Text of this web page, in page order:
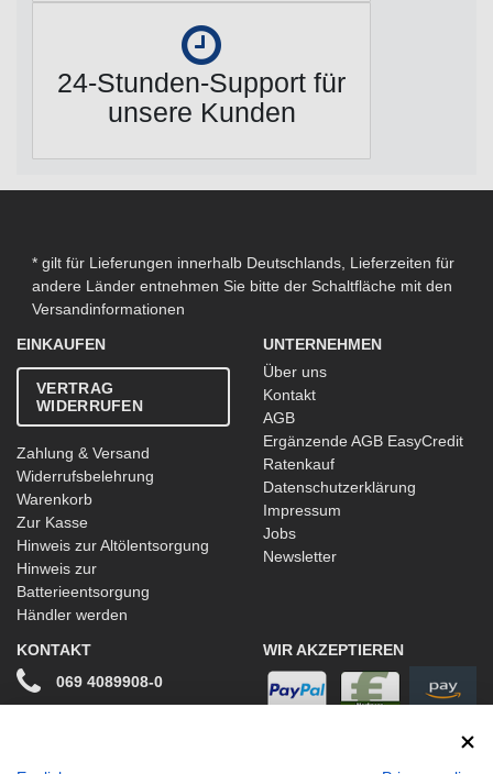
24-Stunden-Support für
unsere Kunden
* gilt für Lieferungen innerhalb Deutschlands, Lieferzeiten für
andere Länder entnehmen Sie bitte der Schaltfläche mit den
Versandinformationen
EINKAUFEN
VERTRAG
WIDERRUFEN
Zahlung & Versand
Widerrufsbelehrung
Warenkorb
Zur Kasse
Hinweis zur Altölentsorgung
Hinweis zur
Batterieentsorgung
Händler werden
UNTERNEHMEN
Über uns
Kontakt
AGB
Ergänzende AGB EasyCredit
Ratenkauf
Datenschutzerklärung
Impressum
Jobs
Newsletter
KONTAKT
069 4089908-0
WIR AKZEPTIEREN